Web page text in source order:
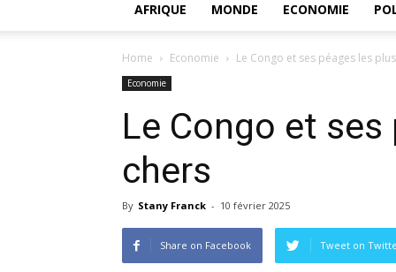
AFRIQUE MONDE ECONOMIE
Home Economie Le Congo et ses péages les
Economie
Le Congo et
chers
By Stany Franck - 10 février 2025
Share on Facebook Tweet on